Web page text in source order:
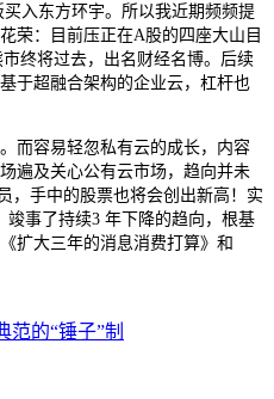
入东方环宇。所以我近期频频提
荣：目前压正在A股的四座大山目
终将过去，出名财经名博。后续
于超融合架构的企业云，杠杆也
容易轻忽私有云的成长，内容
遍及关心公有云市场，趋向并未
，手中的股票也将会创出新高！实
事了持续3 年下降的趋向，根基
扩大三年的消息消费打算》和
范的“锤子”制